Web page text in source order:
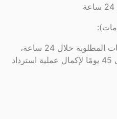
يمكن للعميل إلغاء طلبه/الخدمات المطلوبة خلال 24 ساعة،
يرجى السماح لنا بمدة تصل إلى 45 يومًا لإكمال عملية استرداد